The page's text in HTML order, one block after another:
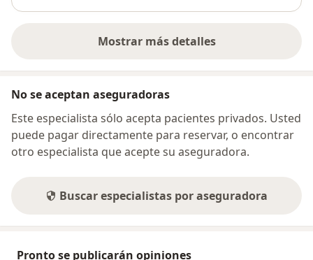
Mostrar más detalles
sobre la dirección
No se aceptan aseguradoras
Este especialista sólo acepta pacientes privados. Usted
puede pagar directamente para reservar, o encontrar
otro especialista que acepte su aseguradora.
Buscar especialistas por aseguradora
Pronto se publicarán opiniones